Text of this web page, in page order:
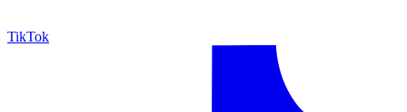
TikTok